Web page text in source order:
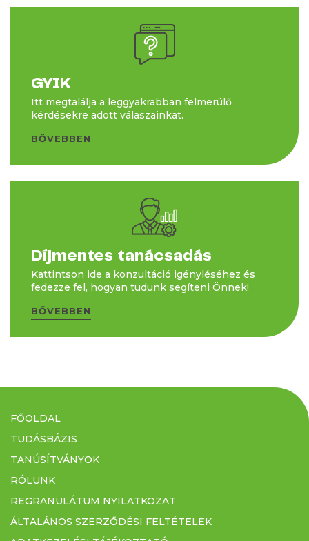
GYIK
Itt megtalálja a leggyakrabban felmerülő
kérdésekre adott válaszainkat.
BŐVEBBEN
Díjmentes tanácsadás
Kattintson ide a konzultáció igényléséhez és
fedezze fel, hogyan tudunk segíteni Önnek!
BŐVEBBEN
FŐOLDAL
TUDÁSBÁZIS
TANÚSÍTVÁNYOK
RÓLUNK
REGRANULÁTUM NYILATKOZAT
ÁLTALÁNOS SZERZŐDÉSI FELTÉTELEK